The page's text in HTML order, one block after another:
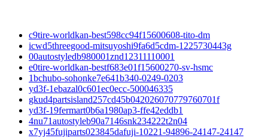
c9tire-worldkan-best598cc94f15600608-tito-dm
icwd5threegood-mitsuyoshi9fa6d5cdm-1225730443g
00autostyledb980001znd12311110001
e0tire-worldkan-bestf683e01f15600270-sv-hsmc
1bchubo-sohonke7e641b340-0249-0203
yd3f-1ebazal0c601ec0ecc-500046335
gkud4partsisland257cd45b042026070779760701f
yd3f-19fermart0b6a1980ap3-ffe42eddb1
4nu71autostyleb90a7146snk234222t2n04
x7yj45fujiparts023845dafuji-10221-94896-24147-24147